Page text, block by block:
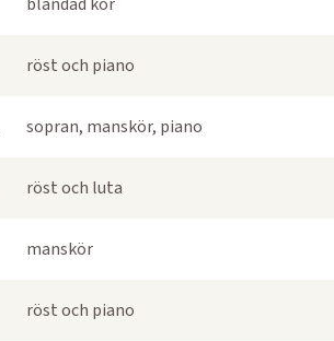
röst och piano
sopran, manskör, piano
röst och luta
manskör
röst och piano